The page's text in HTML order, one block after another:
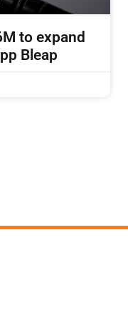
to expand
Bleap